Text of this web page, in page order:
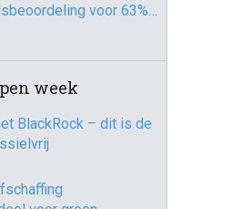
voor 63%…
week
BlackRock – dit is de